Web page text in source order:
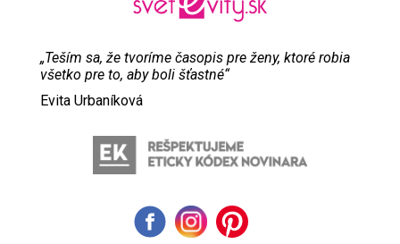
„Teším sa, že tvoríme časopis pre ženy, ktoré robia
všetko pre to, aby boli šťastné“
Evita Urbaníková